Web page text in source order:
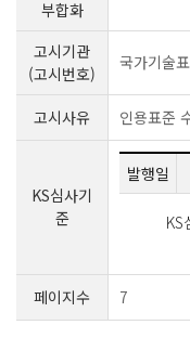
부합화
고시기관
(고시번호)
국가기술
고시사유 인용표준
KS심사기
준
발행일
KS
페이지수 7